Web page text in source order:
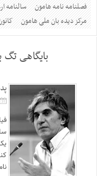
فصلنامه نامه هامون
سالنامه
مرکز دیده بان ملی هامون
بایگاهی تگ